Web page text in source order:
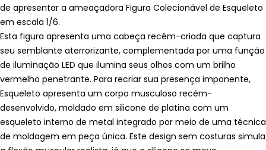
de apresentar a ameaçadora Figura Colecionável de Esqueleto
em escala 1/6.
Esta figura apresenta uma cabeça recém-criada que captura
seu semblante aterrorizante, complementada por uma função
de iluminação LED que ilumina seus olhos com um brilho
vermelho penetrante. Para recriar sua presença imponente,
Esqueleto apresenta um corpo musculoso recém-
desenvolvido, moldado em silicone de platina com um
esqueleto interno de metal integrado por meio de uma técnica
de moldagem em peça única. Este design sem costuras simula